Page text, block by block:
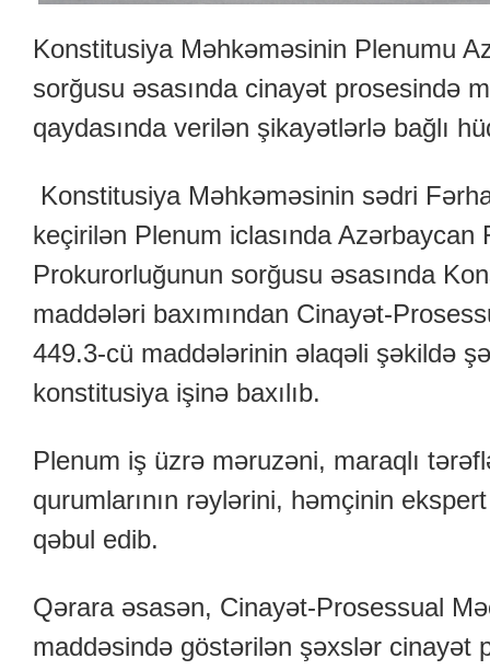
Konstitusiya Məhkəməsinin Plenumu
sorğusu əsasında cinayət prosesində
qaydasında verilən şikayətlərlə bağlı
Konstitusiya Məhkəməsinin sədri
keçirilən Plenum iclasında Azərbaycan
Prokurorluğunun sorğusu əsasında
maddələri baxımından Cinayət-
449.3-cü maddələrinin əlaqəli şəkildə
konstitusiya işinə baxılıb.
Plenum iş üzrə məruzəni, maraqlı
qurumlarının rəylərini, həmçinin
qəbul edib.
Qərara əsasən, Cinayət-Prosessual
maddəsində göstərilən şəxslər cinayət